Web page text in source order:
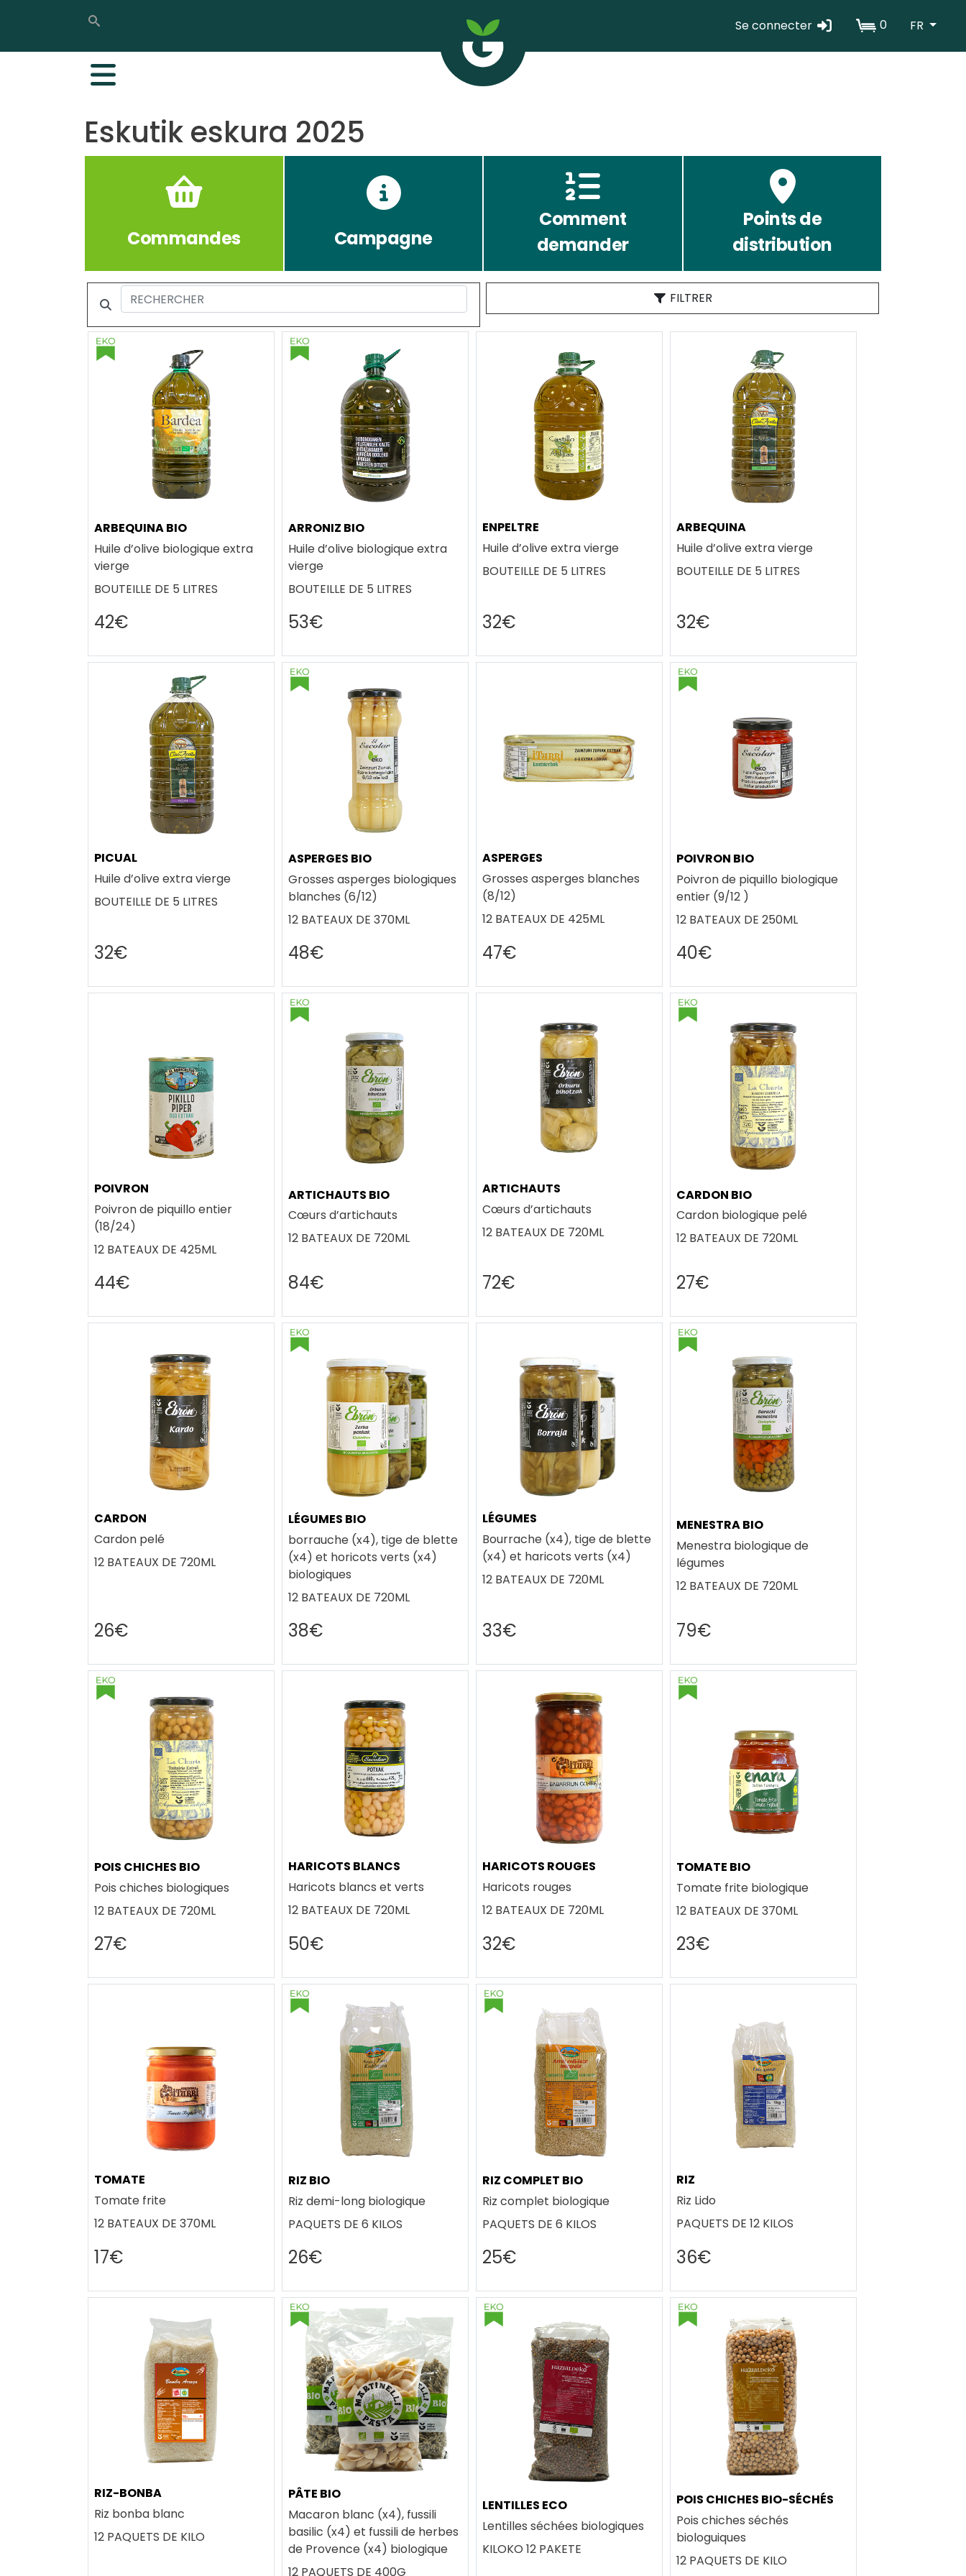
Rechercher
Rechercher
Erabiltzaile
Se connecter 0 FR
Eskutik eskura 2025
Commandes Campagne
Comment
demander
Points de
distribution
FILTRER
ARBEQUINA BIO
Huile d’olive biologique extra
vierge
BOUTEILLE DE 5 LITRES
42€
ARRONIZ BIO
Huile d’olive biologique extra
vierge
BOUTEILLE DE 5 LITRES
53€
ENPELTRE
Huile d’olive extra vierge
BOUTEILLE DE 5 LITRES
32€
ARBEQUINA
Huile d’olive extra vierge
BOUTEILLE DE 5 LITRES
32€
PICUAL
Huile d’olive extra vierge
BOUTEILLE DE 5 LITRES
32€
ASPERGES BIO
Grosses asperges biologiques
blanches (6/12)
12 BATEAUX DE 370ML
48€
ASPERGES
Grosses asperges blanches
(8/12)
12 BATEAUX DE 425ML
47€
POIVRON BIO
Poivron de piquillo biologique
entier (9/12 )
12 BATEAUX DE 250ML
40€
POIVRON
Poivron de piquillo entier
(18/24)
12 BATEAUX DE 425ML
44€
ARTICHAUTS BIO
Cœurs d’artichauts
12 BATEAUX DE 720ML
84€
ARTICHAUTS
Cœurs d’artichauts
12 BATEAUX DE 720ML
72€
CARDON BIO
Cardon biologique pelé
12 BATEAUX DE 720ML
27€
CARDON
Cardon pelé
12 BATEAUX DE 720ML
26€
LÉGUMES BIO
borrauche (x4), tige de blette
(x4) et horicots verts (x4)
biologiques
12 BATEAUX DE 720ML
38€
LÉGUMES
Bourrache (x4), tige de blette
(x4) et haricots verts (x4)
12 BATEAUX DE 720ML
33€
MENESTRA BIO
Menestra biologique de
légumes
12 BATEAUX DE 720ML
79€
POIS CHICHES BIO
Pois chiches biologiques
12 BATEAUX DE 720ML
27€
HARICOTS BLANCS
Haricots blancs et verts
12 BATEAUX DE 720ML
50€
HARICOTS ROUGES
Haricots rouges
12 BATEAUX DE 720ML
32€
TOMATE BIO
Tomate frite biologique
12 BATEAUX DE 370ML
23€
TOMATE
Tomate frite
12 BATEAUX DE 370ML
17€
RIZ BIO
Riz demi-long biologique
PAQUETS DE 6 KILOS
26€
RIZ COMPLET BIO
Riz complet biologique
PAQUETS DE 6 KILOS
25€
RIZ
Riz Lido
PAQUETS DE 12 KILOS
36€
RIZ-BONBA
Riz bonba blanc
12 PAQUETS DE KILO
PÂTE BIO
Macaron blanc (x4), fussili
basilic (x4) et fussili de herbes
de Provence (x4) biologique
12 PAQUETS DE 400G
LENTILLES ECO
Lentilles séchées biologiques
KILOKO 12 PAKETE
POIS CHICHES BIO-SÉCHÉS
Pois chiches séchés
biologuiques
12 PAQUETS DE KILO